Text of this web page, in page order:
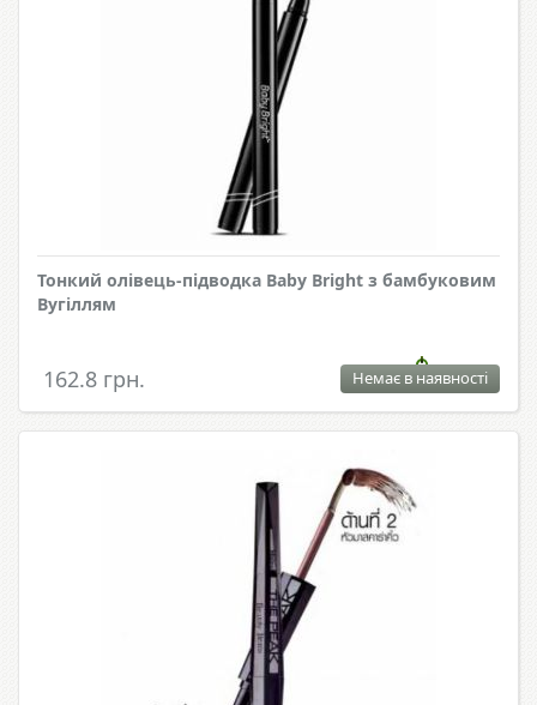
Тонкий олівець-підводка Baby Bright з бамбуковим
Вугіллям
162.8 грн. Немає в наявності